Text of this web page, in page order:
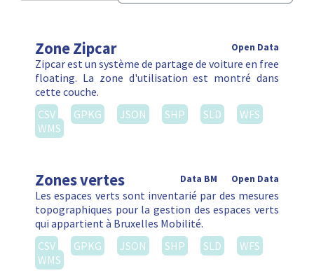
Zone Zipcar Open Data
Zipcar est un système de partage de voiture en free
floating. La zone d'utilisation est montré dans
cette couche.
CSV
GPKG JSON SHP SLD
WFS
WMS
Zones vertes Open Data
Data BM
Les espaces verts sont inventarié par des mesures
topographiques pour la gestion des espaces verts
qui appartient à Bruxelles Mobilité.
CSV
GPKG JSON SHP SLD
WFS
WMS